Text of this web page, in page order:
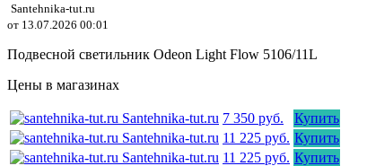
Santehnika-tut.ru
от 13.07.2026 00:01
Подвесной светильник Odeon Light Flow 5106/11L
Цены в магазинах
Santehnika-tut.ru 7 350 руб.
Купить
Santehnika-tut.ru 11 225 руб. Купить
Santehnika-tut.ru 11 225 руб. Купить